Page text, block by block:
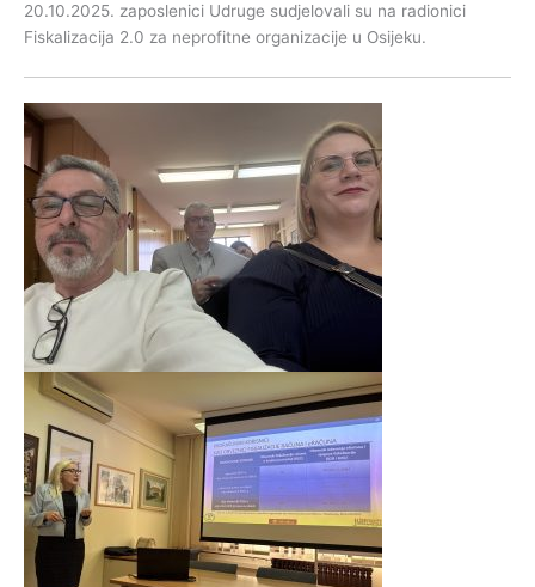
20.10.2025. zaposlenici Udruge sudjelovali su na radionici
Fiskalizacija 2.0 za neprofitne organizacije u Osijeku.